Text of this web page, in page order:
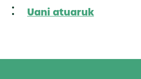
Uani atuaruk